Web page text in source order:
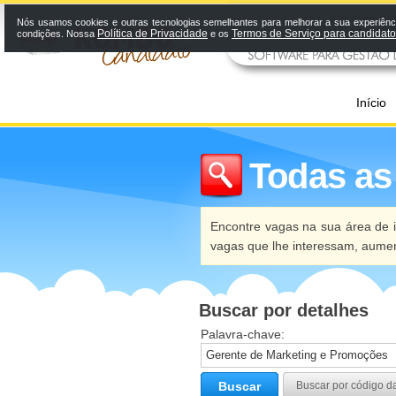
Início
Todas
Encontre vagas na sua área
vagas que lhe interessam,
Buscar por detalhes
Palavra-chave:
Buscar Buscar por código
Nós usamos cookies e outras tecnologias semelhantes para melhorar a sua
condições. Nossa Política de Privacidade e os Termos de Serviço para